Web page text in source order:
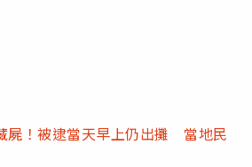
屍！被逮當天早上仍出攤 當地民